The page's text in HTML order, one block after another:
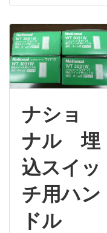
ナショ
ナル 埋
込スイッ
チ用ハン
ドル